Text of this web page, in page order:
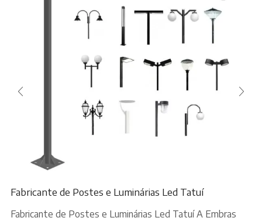
Fabricante de Postes e Luminárias Led Tatuí
Fabricante de Postes e Luminárias Led Tatuí A Embras